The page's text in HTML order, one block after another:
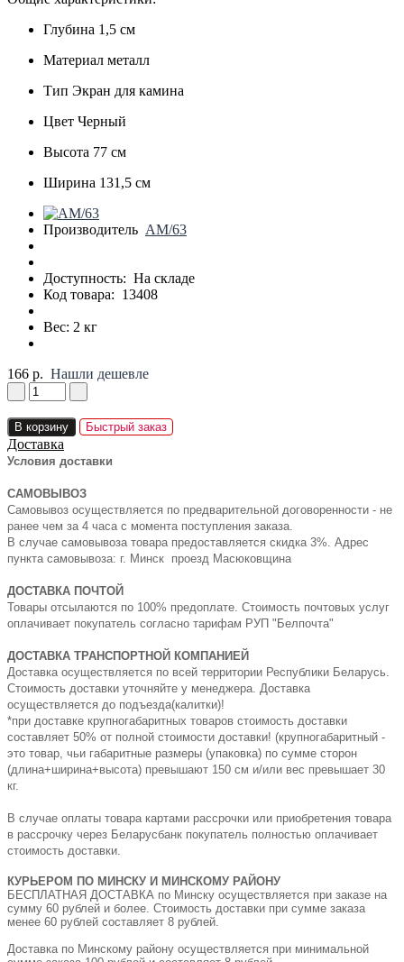
Глубина 1,5 см
Материал металл
Тип Экран для камина
Цвет Черный
Высота 77 см
Ширина 131,5 см
Производитель АМ/63
Доступность: На складе
Код товара: 13408
Вес: 2 кг
166 р. Нашли дешевле
В корзину Быстрый заказ
Доставка
Условия доставки
САМОВЫВОЗ
Самовывоз осуществляется по предварительной договоренности - не
ранее чем за 4 часа с момента поступления заказа.
В случае самовывоза товара предоставляется скидка 3%. Адрес
пункта самовывоза: г. Минск проезд Масюковщина
ДОСТАВКА ПОЧТОЙ
Товары отсылаются по 100% предоплате. Стоимость почтовых услуг
оплачивает покупатель согласно тарифам РУП "Белпочта"
ДОСТАВКА ТРАНСПОРТНОЙ КОМПАНИЕЙ
Доставка осуществляется по всей территории Республики Беларусь.
Стоимость доставки уточняйте у менеджера. Доставка
осуществляется до подъезда(калитки)!
*при доставке крупногабаритных товаров стоимость доставки
составляет 50% от полной стоимости доставки! (крупногабаритный -
это товар, чьи габаритные размеры (упаковка) по сумме сторон
(длина+ширина+высота) превышают 150 см и/или вес превышает 30
кг.
В случае оплаты товара картами рассрочки или приобретения товара
в рассрочку через Беларусбанк покупатель полностью оплачивает
стоимость доставки.
КУРЬЕРОМ ПО МИНСКУ И МИНСКОМУ РАЙОНУ
БЕСПЛАТНАЯ ДОСТАВКА по Минску осуществляется при заказе на
сумму 60 рублей и более. Стоимость доставки при сумме заказа
менее 60 рублей составляет 8 рублей.
Доставка по Минскому району осуществляется при минимальной